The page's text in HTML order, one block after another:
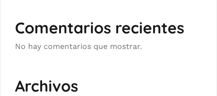
Comentarios recientes
No hay comentarios que mostrar.
Archivos